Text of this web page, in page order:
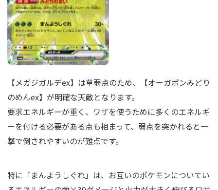
【メガジガルデex】は草弱点のため、【オーガポンみどり
のめんex】が明確な天敵となります。
要求エネルギーが重く、ワザを使うために多くのエネルギ
ーを付ける必要がある点も相まって、弱点を突かれると一
撃で倒されやすいのが難点です。
特に「まんようしぐれ」は、お互いのポケモンについてい